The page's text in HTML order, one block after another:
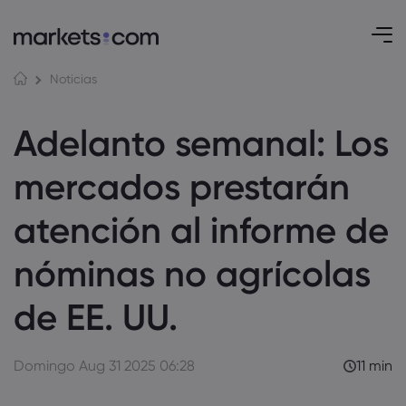
Noticias
Adelanto semanal: Los
mercados prestarán
atención al informe de
nóminas no agrícolas
de EE. UU.
Domingo Aug 31 2025 06:28 11 min